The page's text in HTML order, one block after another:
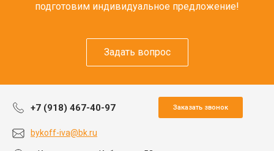
подготовим индивидуальное предложение!
Задать вопрос
+7 (918) 467-40-97 Заказать звонок
bykoff-iva@bk.ru